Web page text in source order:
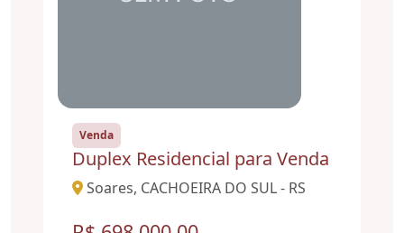
Venda
Duplex Residencial para Venda
Soares, CACHOEIRA DO SUL - RS